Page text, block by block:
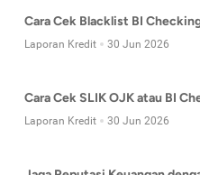
Cara Cek Blacklist BI
Laporan Kredit 30 Jun 2026
Cara Cek SLIK OJK atau BI
Laporan Kredit 30 Jun 2026